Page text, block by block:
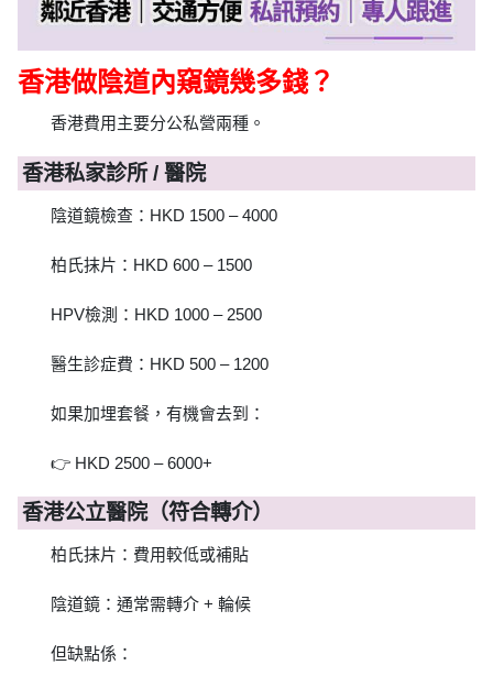
香港做陰道內窺鏡幾多錢？
香港費用主要分公私營兩種。
香港私家診所 / 醫院
陰道鏡檢查：HKD 1500 – 4000
柏氏抹片：HKD 600 – 1500
HPV檢測：HKD 1000 – 2500
醫生診症費：HKD 500 – 1200
如果加埋套餐，有機會去到：
👉 HKD 2500 – 6000+
香港公立醫院（符合轉介）
柏氏抹片：費用較低或補貼
陰道鏡：通常需轉介 + 輪候
但缺點係：